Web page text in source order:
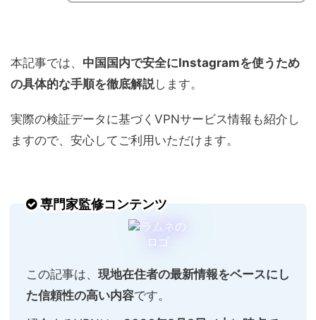
本記事では、 中国国内で安全にInstagramを使うため
の具体的な手順を徹底解説します。
実際の検証データに基づくVPNサービス情報も紹介し
ますので、安心してご利用いただけます。
専門家監修コンテンツ
この記事は、 現地在住者の最新情報をベースにし
た信頼性の高い内容です。